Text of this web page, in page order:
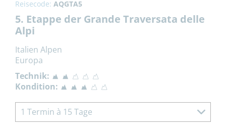
Reisecode: AQGTA5
5. Etappe der Grande Traversata delle
Alpi
Italien Alpen
Europa
Technik:
Kondition:
1 Termin à 15 Tage